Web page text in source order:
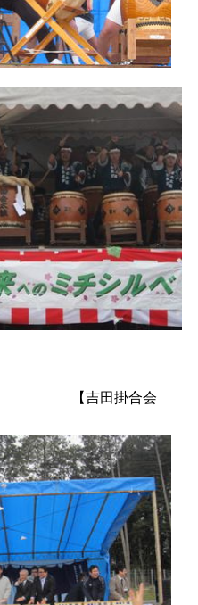
【吉田掛合会